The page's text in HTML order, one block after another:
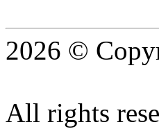
2026 ©
All rights